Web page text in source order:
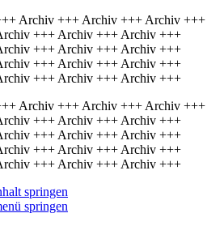
Archiv +++ Archiv +++ Archiv +++
+++ Archiv +++ Archiv +++
+++ Archiv +++ Archiv +++
+++ Archiv +++ Archiv +++
+++ Archiv +++ Archiv +++
Archiv +++ Archiv +++ Archiv +++
+++ Archiv +++ Archiv +++
+++ Archiv +++ Archiv +++
+++ Archiv +++ Archiv +++
+++ Archiv +++ Archiv +++
springen
springen